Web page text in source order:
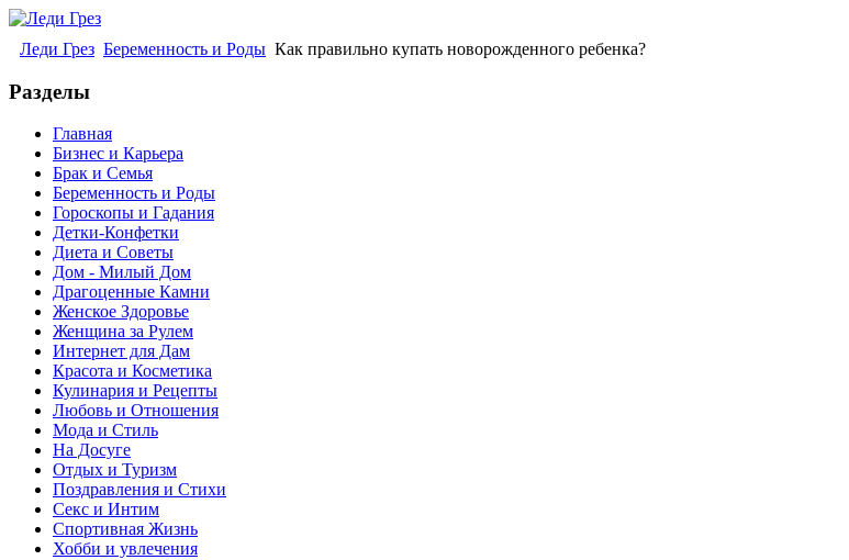
Леди Грез Беременность и Роды Как правильно купать новорожденного ребенка?
Разделы
Главная
Бизнес и Карьера
Брак и Семья
Беременность и Роды
Гороскопы и Гадания
Детки-Конфетки
Диета и Советы
Дом - Милый Дом
Драгоценные Камни
Женское Здоровье
Женщина за Рулем
Интернет для Дам
Красота и Косметика
Кулинария и Рецепты
Любовь и Отношения
Мода и Стиль
На Досуге
Отдых и Туризм
Поздравления и Стихи
Секс и Интим
Спортивная Жизнь
Хобби и увлечения